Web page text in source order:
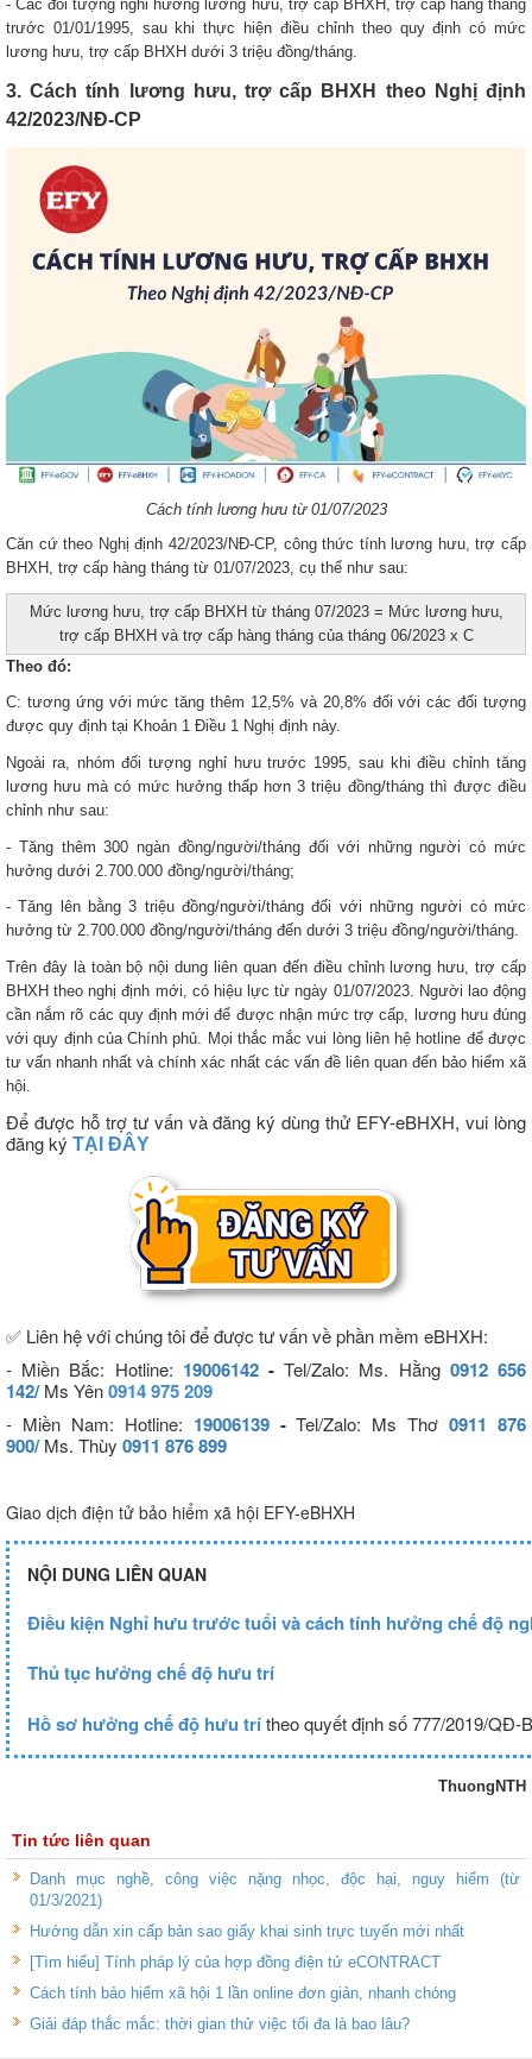
- Các đối tượng nghỉ hưởng lương hưu, trợ cấp BHXH, trợ cấp hằng tháng
trước 01/01/1995, sau khi thực hiện điều chỉnh theo quy định có mức
lương hưu, trợ cấp BHXH dưới 3 triệu đồng/tháng.
3. Cách tính lương hưu, trợ cấp BHXH theo Nghị định
42/2023/NĐ-CP
Cách tính lương hưu từ 01/07/2023
Căn cứ theo Nghị định 42/2023/NĐ-CP, công thức tính lương hưu, trợ cấp
BHXH, trợ cấp hàng tháng từ 01/07/2023, cụ thể như sau:
Mức lương hưu, trợ cấp BHXH từ tháng 07/2023 = Mức lương hưu,
trợ cấp BHXH và trợ cấp hàng tháng của tháng 06/2023 x C
Theo đó:
C: tương ứng với mức tăng thêm 12,5% và 20,8% đối với các đối tượng
được quy định tại Khoản 1 Điều 1 Nghị định này.
Ngoài ra, nhóm đối tượng nghỉ hưu trước 1995, sau khi điều chỉnh tăng
lương hưu mà có mức hưởng thấp hơn 3 triệu đồng/tháng thì được điều
chỉnh như sau:
- Tăng thêm 300 ngàn đồng/người/tháng đối với những người có mức
hưởng dưới 2.700.000 đồng/người/tháng;
- Tăng lên bằng 3 triệu đồng/người/tháng đối với những người có mức
hưởng từ 2.700.000 đồng/người/tháng đến dưới 3 triệu đồng/người/tháng.
Trên đây là toàn bộ nội dung liên quan đến điều chỉnh lương hưu, trợ cấp
BHXH theo nghị định mới, có hiệu lực từ ngày 01/07/2023. Người lao động
cần nắm rõ các quy định mới để được nhận mức trợ cấp, lương hưu đúng
với quy định của Chính phủ. Mọi thắc mắc vui lòng liên hệ hotline để được
tư vấn nhanh nhất và chính xác nhất các vấn đề liên quan đến bảo hiểm xã
hội.
Để được hỗ trợ tư vấn và đăng ký dùng thử EFY-eBHXH, vui lòng
đăng ký TẠI ĐÂY
✅ Liên hệ với chúng tôi để được tư vấn về phần mềm eBHXH:
- Miền Bắc: Hotline: 19006142 -Tel/Zalo: Ms. Hằng 0912 656
142/Ms Yên0914 975 209
- Miền Nam: Hotline: 19006139 - Tel/Zalo: Ms Thơ 0911 876
900/Ms. Thùy 0911 876 899
Giao dịch điện tử bảo hiểm xã hội EFY-eBHXH
NỘI DUNG LIÊN QUAN
Điều kiện Nghỉ hưu trước tuổi và cách tính hưởng chế độ
Thủ tục hưởng chế độ hưu trí
Hồ sơ hưởng chế độ hưu trítheo quyết định số 777/2019/QĐ-
ThuongNTH
Tin tức liên quan
Danh mục nghề, công việc nặng nhọc, độc hại, nguy hiểm (từ
01/3/2021)
Hướng dẫn xin cấp bản sao giấy khai sinh trực tuyến mới nhất
[Tìm hiểu] Tính pháp lý của hợp đồng điện tử eCONTRACT
Cách tính bảo hiểm xã hội 1 lần online đơn giản, nhanh chóng
Giải đáp thắc mắc: thời gian thử việc tối đa là bao lâu?